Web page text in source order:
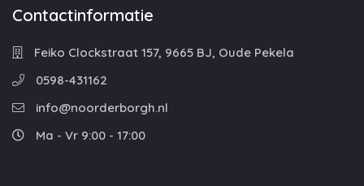
Contactinformatie
Feiko Clockstraat 157, 9665 BJ, Oude Pekela
0598-431162
info@noorderborgh.nl
Ma - Vr 9:00 - 17:00